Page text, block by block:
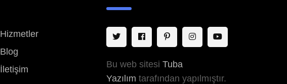
Hizmetler
Blog
İletişim
Bu web sitesi Tuba
Yazılım tarafından yapılmıştır.